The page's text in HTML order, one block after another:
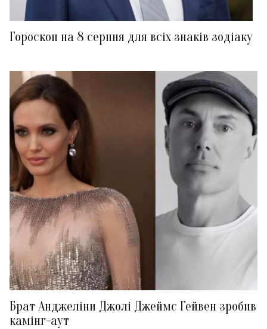
Гороскоп на 8 серпня для всіх знаків зодіаку
Брат Анджеліни Джолі Джеймс Гейвен зробив
камінг-аут